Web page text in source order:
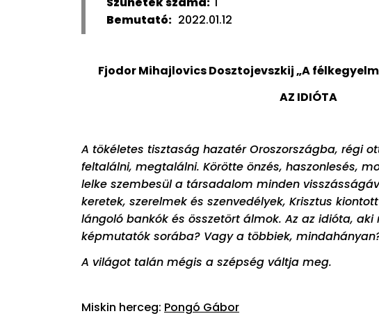
Bemutató: 2022.01.12
Fjodor Mihajlovics Dosztojevszkij„A
AZ IDIÓTA
A tökéletes tisztaság hazatér Oroszországba, régi
feltalálni, megtalálni. Körötte önzés, haszonlesés,
lelke szembesül a társadalom minden
keretek, szerelmek és szenvedélyek, Krisztus
lángoló bankók és összetört álmok. Az az idióta,
képmutatók sorába? Vagy a többiek,
A világot talán mégis a szépség váltja meg.
Miskin herceg: Pongó Gábor